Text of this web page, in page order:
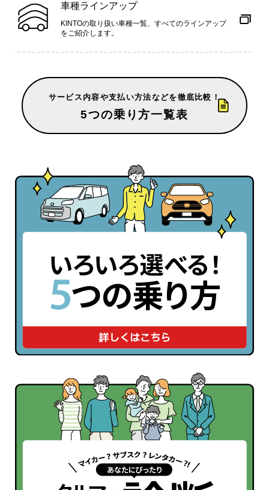
車種ラインアップ
KINTOの取り扱い車種一覧、すべてのラインアップ
をご紹介します。
サービス内容や支払い方法などを徹底比較！
5つの乗り方一覧表